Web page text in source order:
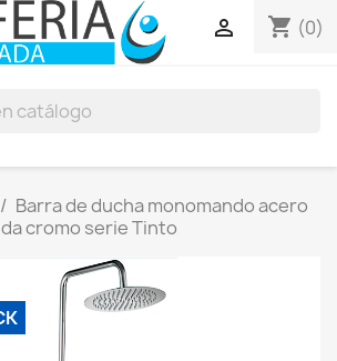
shopping_cart (0)

Barra de ducha monomando acero
cromo serie Tinto